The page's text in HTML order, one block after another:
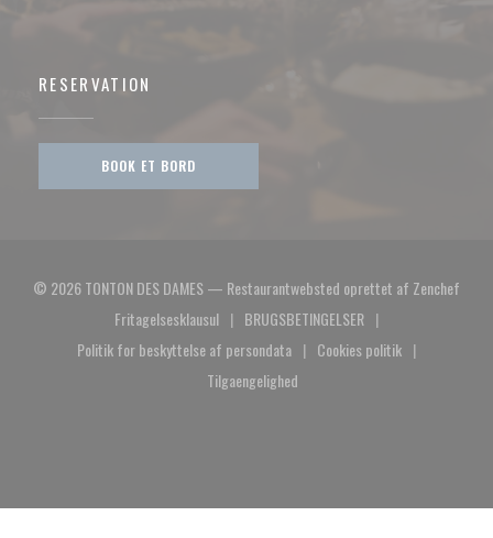
RESERVATION
BOOK ET BORD
© 2026 TONTON DES DAMES — Restaurantwebsted oprettet af Zenchef
Fritagelsesklausul
((åbner i et nyt vindue))
BRUGSBETINGELSER
((åbner i et nyt vindue))
Politik for beskyttelse af persondata
((åbner i et nyt vindue))
Cookies politik
((åbner i et nyt
Tilgaengelighed
((åbner i et nyt vindue))